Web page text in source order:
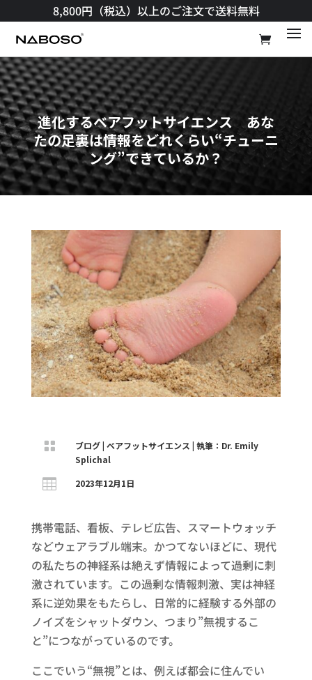
8,800円（税込）以上のご注文で送料無料​
進化するベアフットサイエンス あな
たの足裏は情報をどれくらい“チューニ
ング”できているか？
 ブログ| ベアフットサイエンス | 執筆：Dr. Emily
Splichal
 2023年12月1日
携帯電話、看板、テレビ広告、スマートウォッチ
などウェアラブル端末。かつてないほどに、現代
の私たちの神経系は絶えず情報によって過剰に刺
激されています。この過剰な情報刺激、実は神経
系に逆効果をもたらし、日常的に経験する外部の
ノイズをシャットダウン、つまり”無視するこ
と”につながっているのです。
ここでいう“無視”とは、例えば都会に住んでい